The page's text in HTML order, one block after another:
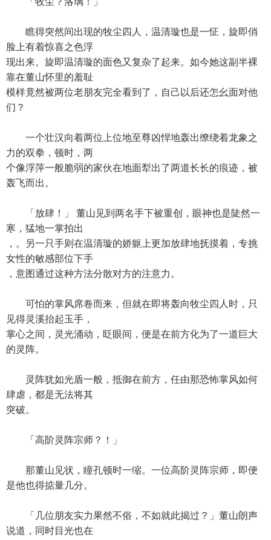
瞧得突然间出现的牧尘四人，温清璇也是一怔，旋即俏
脸上有着惊喜之色浮
现出来。旋即温清璇的面色又复杂了起来。如今她这副半裸
靠在董山怀里的羞耻
模样竟然被两位老朋友完全看到了，自己以后还怎幺面对他
们？
一个壮汉向着两位上位地至尊凶悍地轰出缭绕着龙象之
力的双拳，顿时，两
个像浮萍一般脆弱的家伙在地面犁出了两道长长的痕迹，被
轰飞而出。
「放肆！」 董山见到两名手下被重创，眼神也是陡然一
寒，猛地一掌拍出
，。另一只手则在温清璇的娇躯上更加放肆地抚摸着，专挑
女性的敏感部位下手
，意图通过这种方法分散对方的注意力。
可怕的掌风席卷而来，但就在即将轰向牧尘四人时，只
见得灵溪抬起玉手，
掌心之间，灵光涌动，眨眼间，便是在前方化为了一道巨大
的灵阵。
灵阵犹如光盾一般，抵御在前方，任由那恐怖掌风如何
肆虐，都是无法将其
突破。
「高阶灵阵宗师？！」
那董山见状，瞳孔顿时一缩。一位高阶灵阵宗师，即便
是他也得掂量几分。
「几位朋友实力果然不俗，不如就此揭过？」董山朗声
说道，同时目光也在